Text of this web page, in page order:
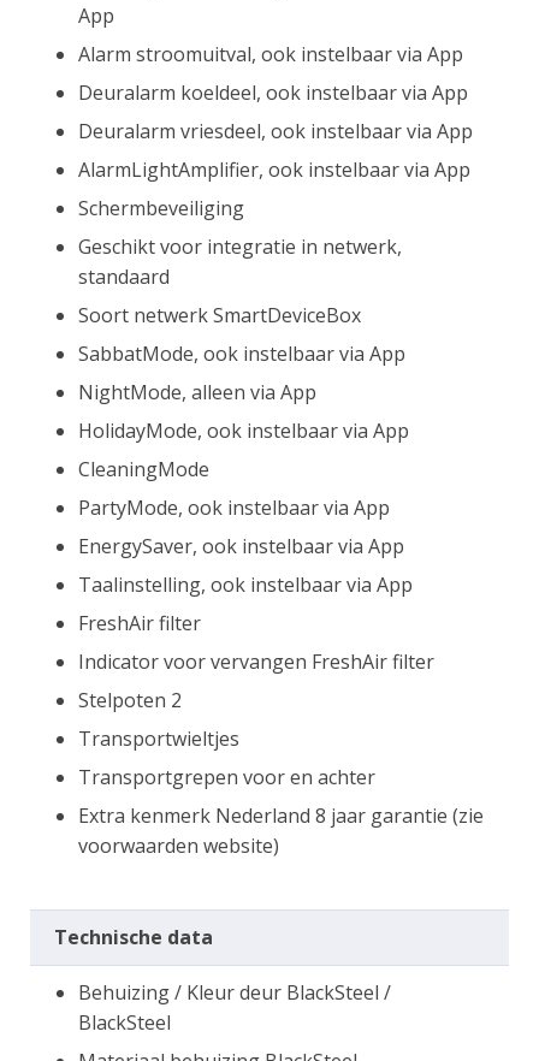
App
Alarm stroomuitval, ook instelbaar via App
Deuralarm koeldeel, ook instelbaar via App
Deuralarm vriesdeel, ook instelbaar via App
AlarmLightAmplifier, ook instelbaar via App
Schermbeveiliging
Geschikt voor integratie in netwerk,
standaard
Soort netwerk SmartDeviceBox
SabbatMode, ook instelbaar via App
NightMode, alleen via App
HolidayMode, ook instelbaar via App
CleaningMode
PartyMode, ook instelbaar via App
EnergySaver, ook instelbaar via App
Taalinstelling, ook instelbaar via App
FreshAir filter
Indicator voor vervangen FreshAir filter
Stelpoten 2
Transportwieltjes
Transportgrepen voor en achter
Extra kenmerk Nederland 8 jaar garantie (zie
voorwaarden website)
Technische data
Behuizing / Kleur deur BlackSteel /
BlackSteel